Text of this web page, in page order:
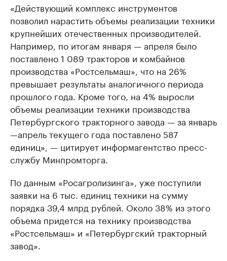
«Действующий комплекс инструментов
позволил нарастить объемы реализации техники
крупнейших отечественных производителей.
Например, по итогам января — апреля было
поставлено 1 089 тракторов и комбайнов
производства «Ростсельмаш», что на 26%
превышает результаты аналогичного периода
прошлого года. Кроме того, на 4% выросли
объемы реализации техники производства
Петербургского тракторного завода — за январь
—апрель текущего года поставлено 587
единиц», — цитирует информагентство пресс-
службу Минпромторга.
По данным «Росагролизинга», уже поступили
заявки на 6 тыс. единиц техники на сумму
порядка 39,4 млрд рублей. Около 38% из этого
объема придется на технику производства
«Ростсельмаш» и «Петербургский тракторный
завод».